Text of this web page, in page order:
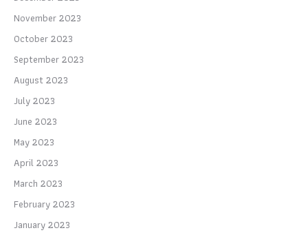
November 2023
October 2023
September 2023
August 2023
July 2023
June 2023
May 2023
April 2023
March 2023
February 2023
January 2023